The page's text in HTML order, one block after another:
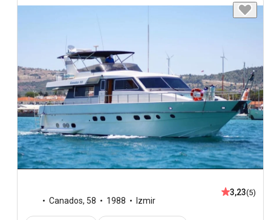
Canados, 58 1988 Izmir
3,23(5)